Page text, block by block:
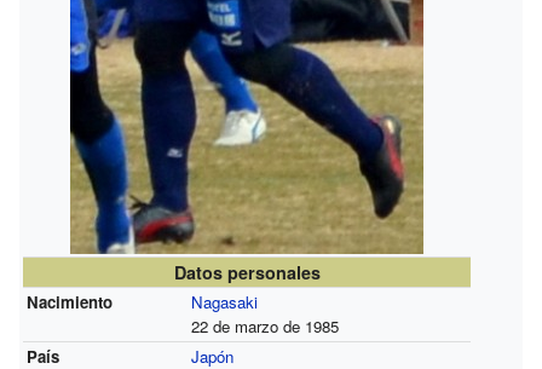
Datos personales
Nacimiento
Nagasaki
22 de marzo de 1985
País
Japón